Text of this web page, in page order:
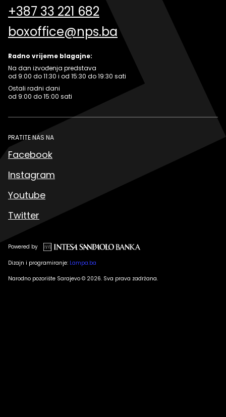
+387 33 221 682
boxoffice@nps.ba
Radno vrijeme blagajne:
Na dan izvođenja predstava
od 9:00 do 11:30 i od 15:30 do 19:30 sati
Ostali radni dani
od 9:00 do 15:00 sati
PRATITE NAS NA
Facebook
Instagram
Youtube
Twitter
Powered by
Dizajn i programiranje: Lampa.ba
Narodno pozorište Sarajevo © 2026. Sva prava zadržana.